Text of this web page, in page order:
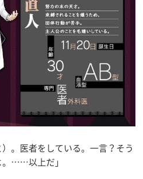
。医者をしている。一言？そう
。……以上だ」